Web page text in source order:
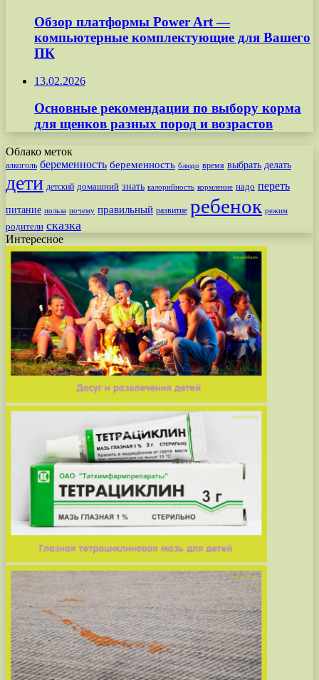
Обзор платформы Power Art —
компьютерные комплектующие для Вашего
ПК
13.02.2026
Основные рекомендации по выбору корма
для щенков разных пород и возрастов
Облако меток
алкоголь беременность беременность блюдо время выбрать делать
дети детский домашний знать калорийность кормление надо переть
питание польза почему правильный развитие ребенок режим
родители сказка
Интересное